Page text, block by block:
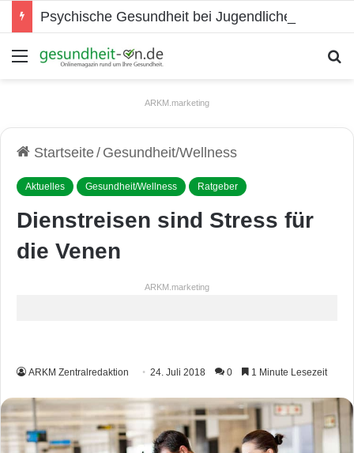
Psychische Gesundheit bei Jugendlichen
Menü
ARKM.marketing
Startseite/ Gesundheit/Wellness
Aktuelles Gesundheit/Wellness Ratgeber
Dienstreisen sind Stress für
die Venen
ARKM.marketing
ARKM Zentralredaktion 24. Juli 2018 0 1 Minute Lesezeit